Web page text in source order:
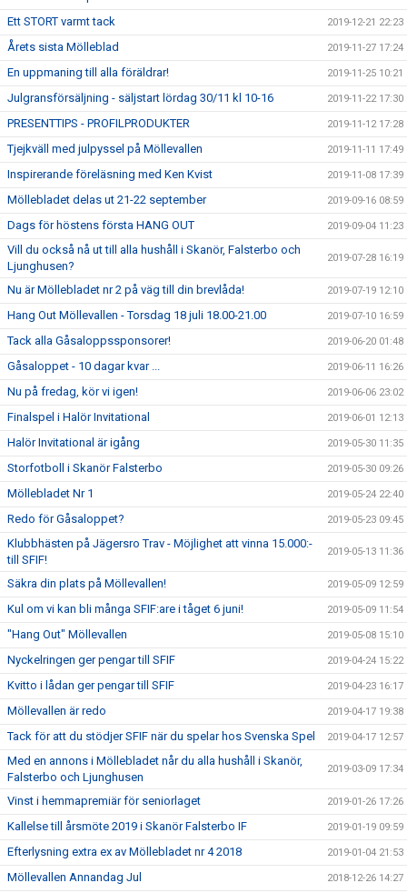
Ett STORT varmt tack 2019-12-21 22:23
Årets sista Mölleblad 2019-11-27 17:24
En uppmaning till alla föräldrar! 2019-11-25 10:21
Julgransförsäljning - säljstart lördag 30/11 kl 10-16 2019-11-22 17:30
PRESENTTIPS - PROFILPRODUKTER 2019-11-12 17:28
Tjejkväll med julpyssel på Möllevallen 2019-11-11 17:49
Inspirerande föreläsning med Ken Kvist 2019-11-08 17:39
Möllebladet delas ut 21-22 september 2019-09-16 08:59
Dags för höstens första HANG OUT 2019-09-04 11:23
Vill du också nå ut till alla hushåll i Skanör, Falsterbo och
Ljunghusen?
2019-07-28 16:19
Nu är Möllebladet nr 2 på väg till din brevlåda! 2019-07-19 12:10
Hang Out Möllevallen - Torsdag 18 juli 18.00-21.00 2019-07-10 16:59
Tack alla Gåsaloppssponsorer! 2019-06-20 01:48
Gåsaloppet - 10 dagar kvar ... 2019-06-11 16:26
Nu på fredag, kör vi igen! 2019-06-06 23:02
Finalspel i Halör Invitational 2019-06-01 12:13
Halör Invitational är igång 2019-05-30 11:35
Storfotboll i Skanör Falsterbo 2019-05-30 09:26
Möllebladet Nr 1 2019-05-24 22:40
Redo för Gåsaloppet? 2019-05-23 09:45
Klubbhästen på Jägersro Trav - Möjlighet att vinna 15.000:-
till SFIF!
2019-05-13 11:36
Säkra din plats på Möllevallen! 2019-05-09 12:59
Kul om vi kan bli många SFIF:are i tåget 6 juni! 2019-05-09 11:54
"Hang Out" Möllevallen 2019-05-08 15:10
Nyckelringen ger pengar till SFIF 2019-04-24 15:22
Kvitto i lådan ger pengar till SFIF 2019-04-23 16:17
Möllevallen är redo 2019-04-17 19:38
Tack för att du stödjer SFIF när du spelar hos Svenska Spel 2019-04-17 12:57
Med en annons i Möllebladet når du alla hushåll i Skanör,
Falsterbo och Ljunghusen
2019-03-09 17:34
Vinst i hemmapremiär för seniorlaget 2019-01-26 17:26
Kallelse till årsmöte 2019 i Skanör Falsterbo IF 2019-01-19 09:59
Efterlysning extra ex av Möllebladet nr 4 2018 2019-01-04 21:53
Möllevallen Annandag Jul 2018-12-26 14:27